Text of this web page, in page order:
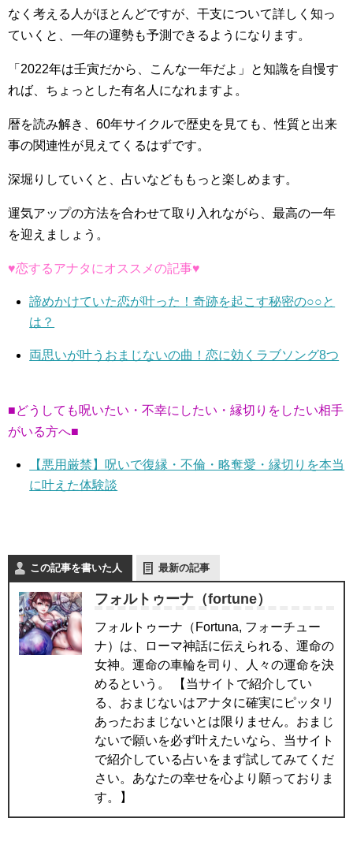
なく考える人がほとんどですが、干支について詳しく知っ
ていくと、一年の運勢も予測できるようになります。
「2022年は壬寅だから、こんな一年だよ」と知識を自慢す
れば、ちょっとした有名人になれますよ。
暦を読み解き、60年サイクルで歴史を見ても、性質と出来
事の関連性が見えてくるはずです。
深堀りしていくと、占いなどももっと楽しめます。
運気アップの方法を合わせて取り入れながら、最高の一年
を迎えましょう。
♥恋するアナタにオススメの記事♥
諦めかけていた恋が叶った！奇跡を起こす秘密の○○と
は？
両思いが叶うおまじないの曲！恋に効くラブソング8つ
■どうしても呪いたい・不幸にしたい・縁切りをしたい相手
がいる方へ■
【悪用厳禁】呪いで復縁・不倫・略奪愛・縁切りを本当
に叶えた体験談
この記事を書いた人 最新の記事
フォルトゥーナ（fortune）
フォルトゥーナ（Fortuna, フォーチュー
ナ）は、ローマ神話に伝えられる、運命の
女神。運命の車輪を司り、人々の運命を決
めるという。 【当サイトで紹介してい
る、おまじないはアナタに確実にピッタリ
あったおまじないとは限りません。おまじ
ないで願いを必ず叶えたいなら、当サイト
で紹介している占いをまず試してみてくだ
さい。あなたの幸せを心より願っておりま
す。】